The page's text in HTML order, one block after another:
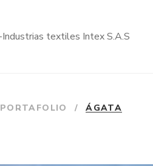
PORTAFOLIO / ÁGATA